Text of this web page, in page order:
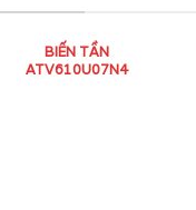
BIẾN TẦN
ATV610U07N4